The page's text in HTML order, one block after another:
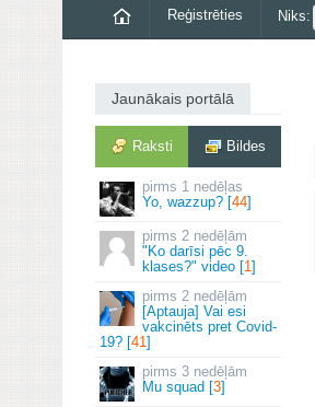
Reģistrēties Niks:
Jaunākais portālā
Raksti Bildes
1 nedēļas
Yo, wazzup? [44]
2 nedēļām
"Ko darīsi pēc 9.
klases?" video [1]
2 nedēļām
[Aptauja] Vai esi
vakcinēts pret Covid-
19? [41]
3 nedēļām
Mu squad [3]